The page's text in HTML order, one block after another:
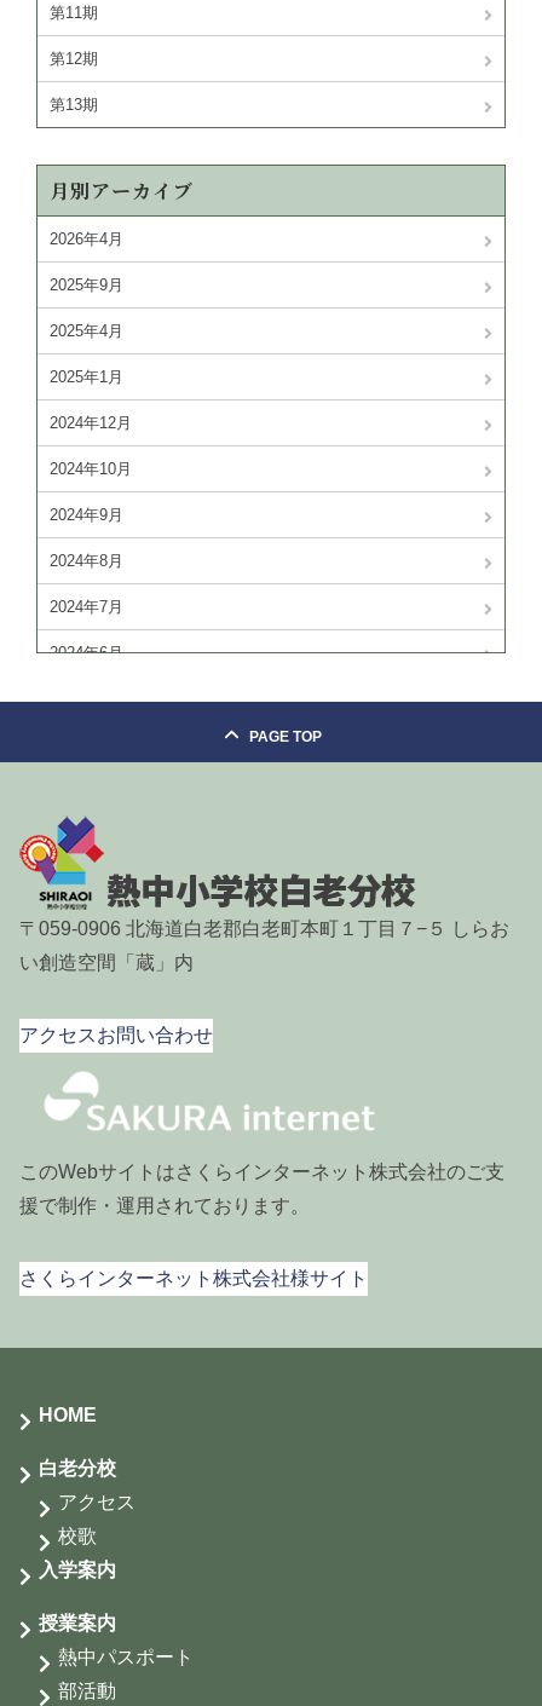
第11期
第12期
第13期
月別アーカイブ
2026年4月
2025年9月
2025年4月
2025年1月
2024年12月
2024年10月
2024年9月
2024年8月
2024年7月
2024年6月
2024年4月
2024年1月
2023年11月
2023年10月
2023年9月
2023年8月
2023年6月
2023年5月
2023年3月
PAGE TOP
〒059-0906 北海道白老郡白老町本町１丁目７−５ しらお
い創造空間「蔵」内
アクセスお問い合わせ
このWebサイトはさくらインターネット株式会社のご支
援で制作・運用されております。
さくらインターネット株式会社様サイト
HOME
白老分校
アクセス
校歌
入学案内
授業案内
熱中パスポート
部活動